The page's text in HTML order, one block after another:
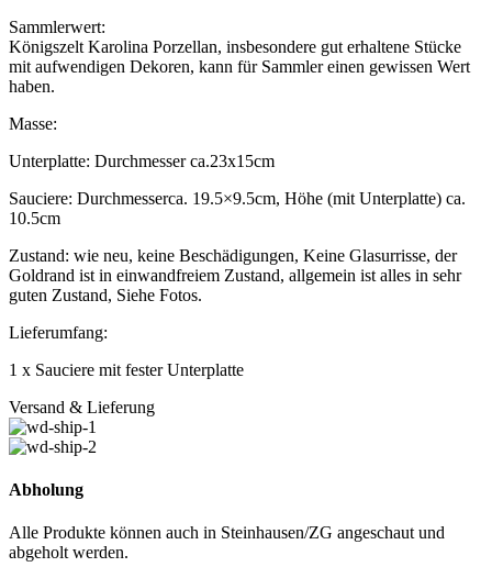
Sammlerwert:
Königszelt Karolina Porzellan, insbesondere gut erhaltene Stücke
mit aufwendigen Dekoren, kann für Sammler einen gewissen Wert
haben.
Masse:
Unterplatte: Durchmesser ca.23x15cm
Sauciere: Durchmesserca. 19.5×9.5cm, Höhe (mit Unterplatte) ca.
10.5cm
Zustand: wie neu, keine Beschädigungen, Keine Glasurrisse, der
Goldrand ist in einwandfreiem Zustand, allgemein ist alles in sehr
guten Zustand, Siehe Fotos.
Lieferumfang:
1 x Sauciere mit fester Unterplatte
Versand & Lieferung
Abholung
Alle Produkte können auch in Steinhausen/ZG angeschaut und
abgeholt werden.